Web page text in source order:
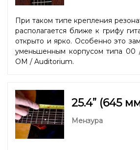
При таком типе крепления
располагается ближе к грифу
открыто и ярко. Особенно это
уменьшенным корпусом типа
OM / Auditorium.
25.4” (645
Мензура